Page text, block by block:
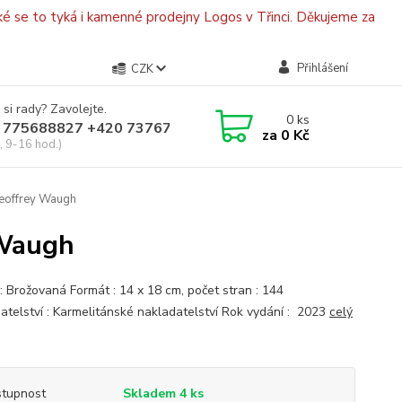
se to tyká i kamenné prodejny Logos v Třinci. Děkujeme za
CZK Přihlášení
rady? Zavolejte.
+420 737670415
9-16 hod.)
0ks
za 0 Kč
Waugh
Brožovaná Formát : 14 x 18 cm, počet stran : 144
: Karmelitánské nakladatelství Rok vydání : 2023 celý
Skladem 4 ks